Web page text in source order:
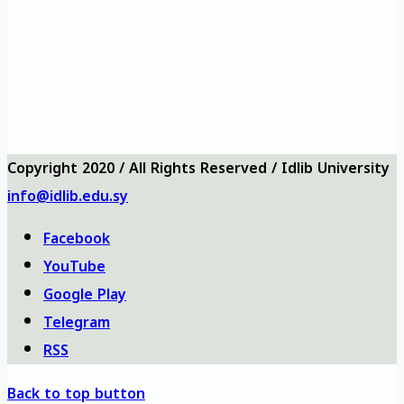
Copyright 2020 / All Rights Reserved / Idlib University
info@idlib.edu.sy
Facebook
YouTube
Google Play
Telegram
RSS
Back to top button